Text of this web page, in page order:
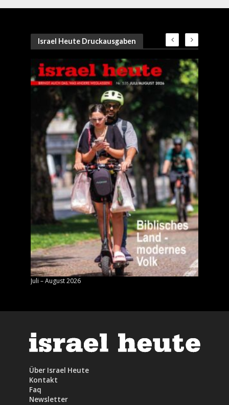
Israel Heute Druckausgaben
Juli – August 2026
Über Israel Heute
Kontakt
Faq
Newsletter